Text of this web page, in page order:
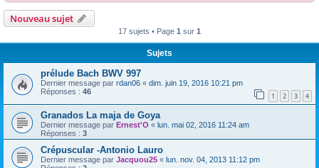
Nouveau sujet
17 sujets • Page 1 sur 1
Sujets
prélude Bach BWV 997
Dernier message par rdan06 « dim. juin 19, 2016 10:21 pm
Réponses : 46 1 2 3 4
Granados La maja de Goya
Dernier message par Ernest'O « lun. mai 02, 2016 11:24 am
Réponses : 3
Crépuscular -Antonio Lauro
Dernier message par Jacquou25 « lun. nov. 04, 2013 11:12 pm